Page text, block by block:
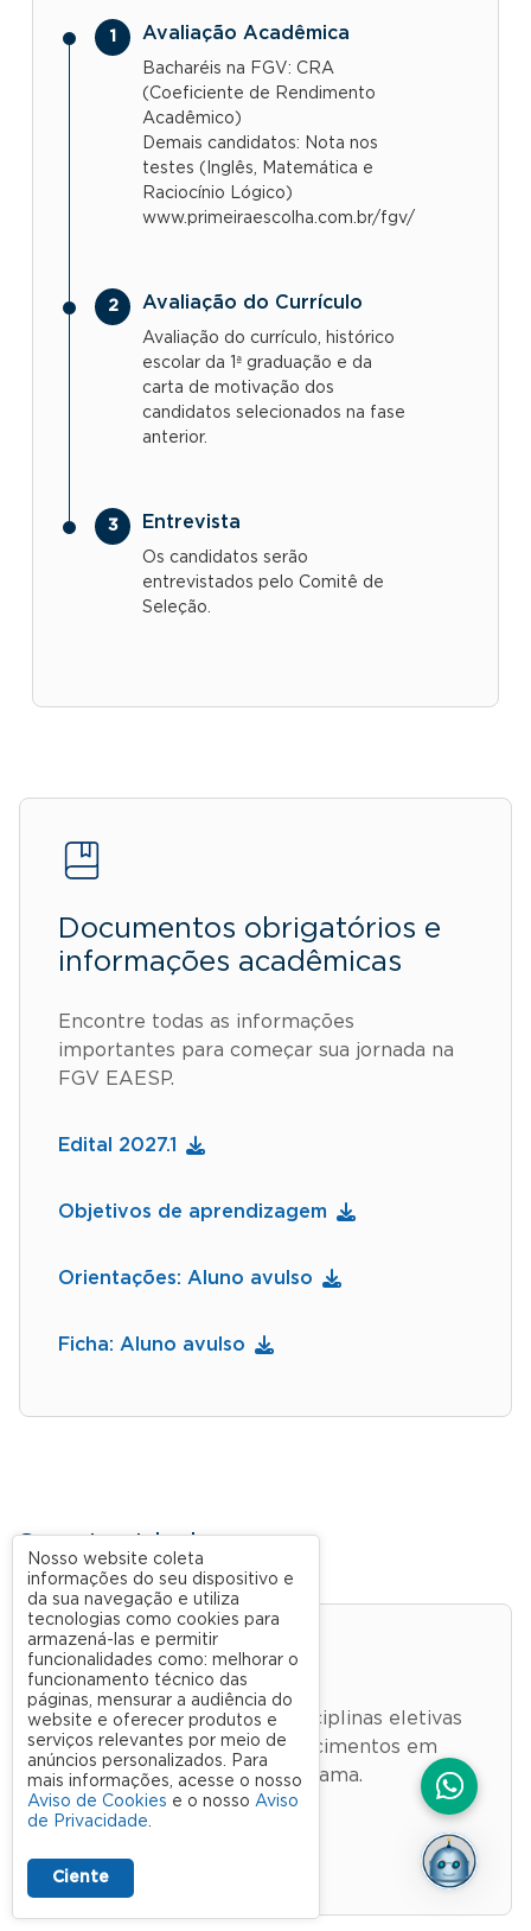
Avaliação Acadêmica
Bacharéis na FGV: CRA
(Coeficiente de Rendimento
Acadêmico)
Demais candidatos: Nota nos
testes (Inglês, Matemática e
Raciocínio Lógico)
www.primeiraescolha.com.br/fgv/
Avaliação do Currículo
Avaliação do currículo, histórico
escolar da 1ª graduação e da
carta de motivação dos
candidatos selecionados na fase
anterior.
Entrevista
Os candidatos serão
entrevistados pelo Comitê de
Seleção.
Documentos obrigatórios e
informações acadêmicas
Encontre todas as informações
importantes para começar sua jornada na
FGV EAESP.
Edital 2027.1
Objetivos de aprendizagem
Orientações: Aluno avulso
Ficha: Aluno avulso
Oportunidades
Estudante avulso
Escolha cursar algumas disciplinas eletivas
para aprimorar seus conhecimentos em
temas específicos do programa.
Nosso website coleta
informações do seu dispositivo e
da sua navegação e utiliza
tecnologias como cookies para
armazená-las e permitir
funcionalidades como: melhorar o
funcionamento técnico das
páginas, mensurar a audiência do
website e oferecer produtos e
serviços relevantes por meio de
anúncios personalizados. Para
mais informações, acesse o nosso
Aviso de Cookies e o nosso Aviso
de Privacidade.
Ciente